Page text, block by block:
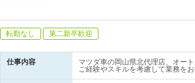
転勤なし 第二新卒歓迎
仕事内容
マツダ車の岡山県北代理店、オー
ご経験やスキルを考慮して業務をお